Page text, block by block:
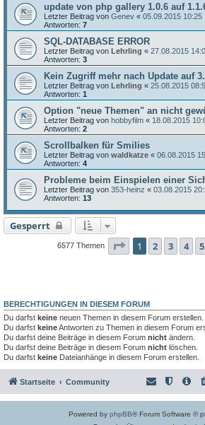
update von php gallery 1.0.6 auf
Letzter Beitrag von Genev « 05.09.2015 10:25
Antworten: 7
SQL-DATABASE ERROR
Letzter Beitrag von Lehrling « 27.08.2015
Antworten: 3
Kein Zugriff mehr nach Update auf
Letzter Beitrag von Lehrling « 25.08.2015
Antworten: 1
Option "neue Themen" an nicht
Letzter Beitrag von hobbyfilm « 18.08.2015
Antworten: 2
Scrollbalken für Smilies
Letzter Beitrag von waldkatze « 06.08.2015
Antworten: 4
Probleme beim Einspielen einer
Letzter Beitrag von 353-heinz « 03.08.2015
Antworten: 13
Gesperrt
6577 Themen Seite 1von 264
1 2 3 4 5
BERECHTIGUNGEN IN DIESEM FORUM
Du darfst keine neuen Themen in diesem Forum erstellen.
Du darfst keineAntworten zu Themen in diesem Forum
Du darfst deine Beiträge in diesem Forum nicht ändern.
Du darfst deine Beiträge in diesem Forum nicht löschen.
Du darfst keine Dateianhänge in diesem Forum erstellen.
Startseite Community
Powered by phpBB® Forum Software ©